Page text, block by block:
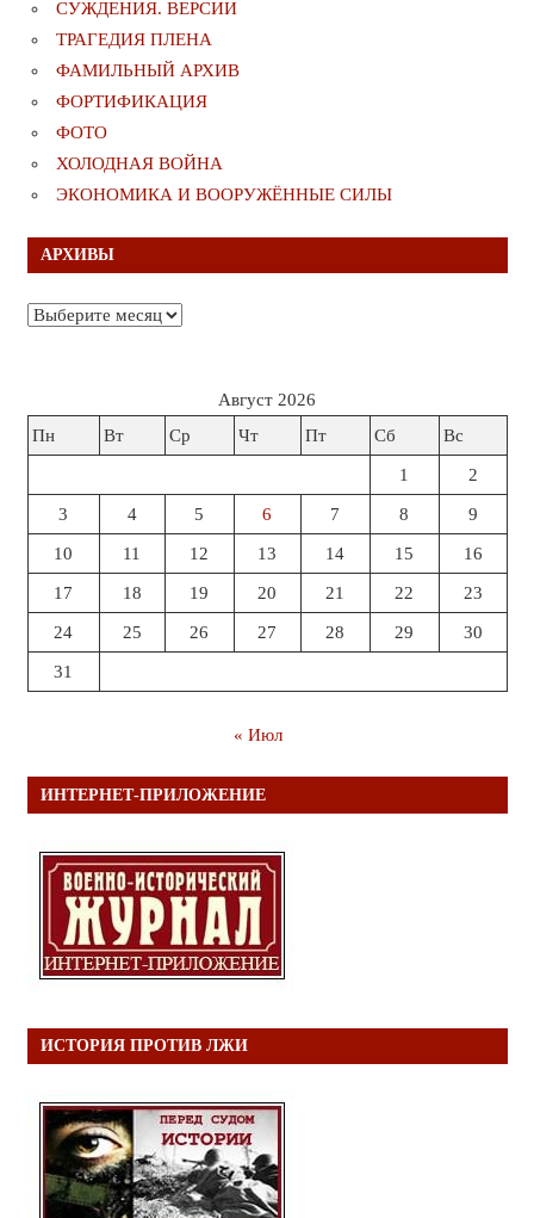
СУЖДЕНИЯ. ВЕРСИИ
ТРАГЕДИЯ ПЛЕНА
ФАМИЛЬНЫЙ АРХИВ
ФОРТИФИКАЦИЯ
ФОТО
ХОЛОДНАЯ ВОЙНА
ЭКОНОМИКА И ВООРУЖЁННЫЕ СИЛЫ
АРХИВЫ
Архивы
Август 2026
Пн
Вт Ср Чт Пт Сб Вс
1 2
3 4 5 6 7 8 9
10 11 12 13 14 15 16
17 18 19 20 21 22 23
24 25 26 27 28 29 30
31
« Июл
ИНТЕРНЕТ-ПРИЛОЖЕНИЕ
ИСТОРИЯ ПРОТИВ ЛЖИ